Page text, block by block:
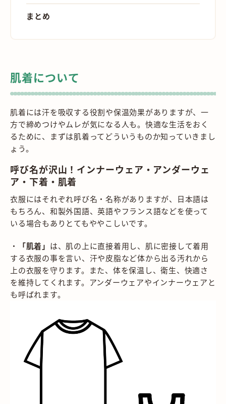
まとめ
肌着について
肌着には汗を吸収する役割や保温効果がありますが、一
方で締めつけやムレが気になる人も。快適な生活をおく
るために、まずは肌着ってどういうものか知っていきまし
ょう。
呼び名が沢山！インナーウェア・アンダーウェ
ア・下着・肌着
衣服にはそれぞれ呼び名・名称がありますが、日本語は
もちろん、和製外国語、英語やフランス語などを使って
いる場合もありとてもややこしいです。
・ 「肌着」 は、肌の上に直接着用し、肌に密接して着用
する衣服の事を言い、汗や皮脂など体から出る汚れから
上の衣服を守ります。また、体を保温し、衛生、快適さ
を維持してくれます。アンダーウェアやインナーウェアと
も呼ばれます。